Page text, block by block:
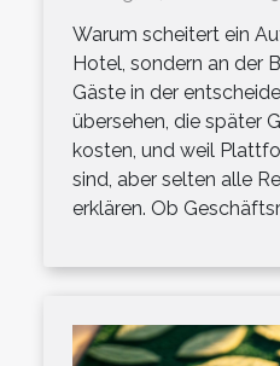
Warum scheitert ein
Hotel, sondern an der
Gäste in der
übersehen, die später
kosten, und weil
sind, aber selten alle
erklären. Ob